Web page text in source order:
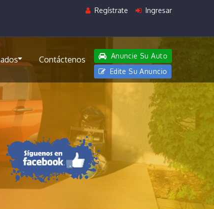
Regístrate Ingresar
Contáctenos
Anuncie Su Auto
Edite Su Anuncio